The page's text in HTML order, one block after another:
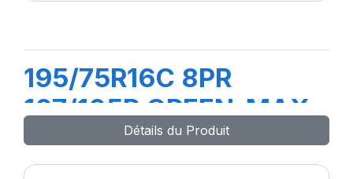
195/75R16C 8PR
107/105R GREEN-MAX
VAN 4S Détails du Produit